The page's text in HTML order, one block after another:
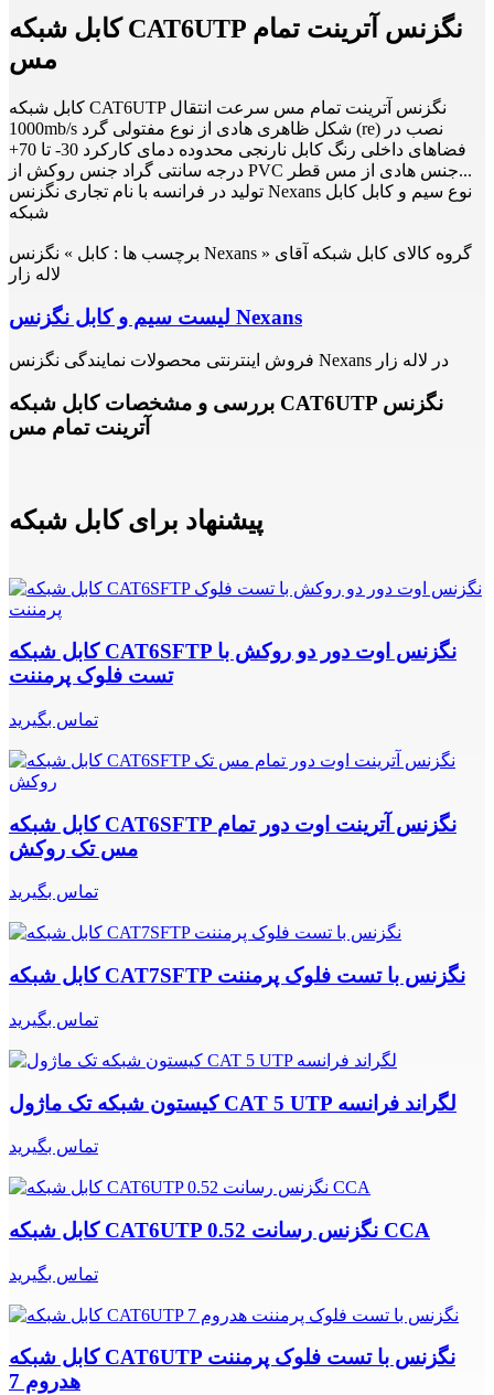
کابل شبکه CAT6UTP نگزنس آترینت تمام
مس
کابل شبکه CAT6UTP نگزنس آترینت تمام مس سرعت انتقال
1000mb/s شکل ظاهری هادی از نوع مفتولی گرد (re) نصب در
فضاهای داخلی رنگ کابل نارنجی محدوده دمای کارکرد 30- تا 70+
درجه سانتی گراد جنس روکش از PVC جنس هادی از مس قطر...
تولید در فرانسه با نام تجاری نگزنس Nexans نوع سیم و کابل کابل
شبکه
برچسب ها : کابل » نگزنس Nexans » گروه کالای کابل شبکه آقای
لاله زار
لیست سیم و کابل نگزنس Nexans
فروش اینترنتی محصولات نمایندگی نگزنس Nexans در لاله زار
بررسی و مشخصات کابل شبکه CAT6UTP نگزنس
آترینت تمام مس
پیشنهاد برای کابل شبکه
کابل شبکه CAT6SFTP نگزنس اوت دور دو روکش با
تست فلوک پرمننت
تماس بگیرید
کابل شبکه CAT6SFTP نگزنس آترینت اوت دور تمام
مس تک روکش
تماس بگیرید
کابل شبکه CAT7SFTP نگزنس با تست فلوک پرمننت
تماس بگیرید
کیستون شبکه تک ماژول CAT 5 UTP لگراند فرانسه
تماس بگیرید
کابل شبکه CAT6UTP نگزنس رسانت 0.52 CCA
تماس بگیرید
کابل شبکه CAT6UTP نگزنس با تست فلوک پرمننت
هدروم 7